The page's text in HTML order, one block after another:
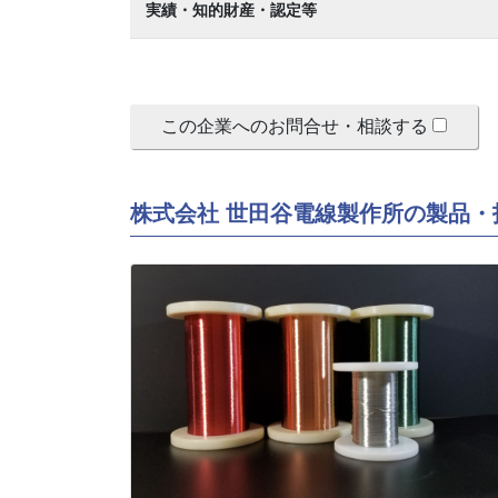
実績・知的財産・認定等
この企業へのお問合せ・相談する
株式会社 世田谷電線製作所の製品・